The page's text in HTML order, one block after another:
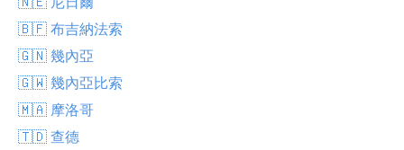
🇧🇫 布吉納法索
🇬🇳 幾內亞
🇬🇼 幾內亞比索
🇲🇦 摩洛哥
🇹🇩 查德